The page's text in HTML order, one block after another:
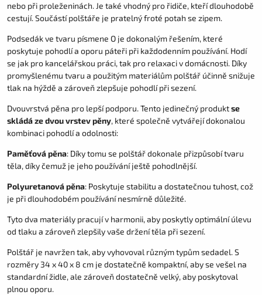
nebo při proleženinách. Je také vhodný pro řidiče, kteří dlouhodobě
cestují. Součástí polštáře je pratelný froté potah se zipem.
Podsedák ve tvaru písmene O je dokonalým řešením, které
poskytuje pohodlí a oporu páteři při každodenním používání. Hodí
se jak pro kancelářskou práci, tak pro relaxaci v domácnosti. Díky
promyšlenému tvaru a použitým materiálům polštář účinně snižuje
tlak na hýždě a zároveň zlepšuje pohodlí při sezení.
Dvouvrstvá pěna pro lepší podporu. Tento jedinečný produktse
skládá ze dvou vrstev pěny, které společně vytvářejí dokonalou
kombinaci pohodlí a odolnosti:
Paměťová pěna: Díky tomu se polštář dokonale přizpůsobí tvaru
těla, díky čemuž je jeho používání ještě pohodlnější.
Polyuretanová pěna: Poskytuje stabilitu a dostatečnou tuhost, což
je při dlouhodobém používání nesmírně důležité.
Tyto dva materiály pracují v harmonii, aby poskytly optimální úlevu
od tlaku a zároveň zlepšily vaše držení těla při sezení.
Polštář je navržen tak, aby vyhovoval různým typům sedadel. S
rozměry 34 x 40 x 8 cm je dostatečně kompaktní, aby se vešel na
standardní židle, ale zároveň dostatečně velký, aby poskytoval
plnou oporu.